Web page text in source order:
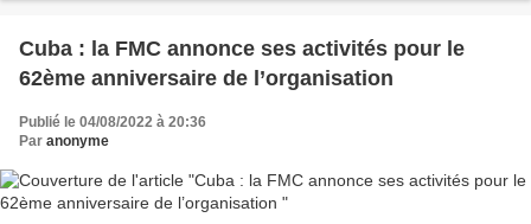
Cuba : la FMC annonce ses activités pour le
62ème anniversaire de l’organisation
Publié le 04/08/2022 à 20:36
Par anonyme